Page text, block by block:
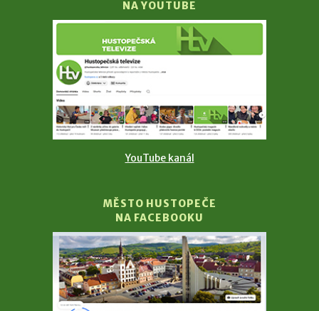
NA YOUTUBE
YouTube kanál
MĚSTO HUSTOPEČE
NA FACEBOOKU